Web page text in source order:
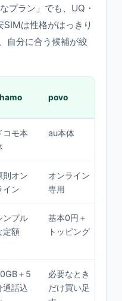
プラン」でも、UQ・
は性格がはっきり
自分に合う候補が絞
povo
コモ本
au本体
則オン
イン
オンライン
専用
ンプル
定額
基本0円＋
トッピング
＋5
通話込
必要なとき
だけ買い足